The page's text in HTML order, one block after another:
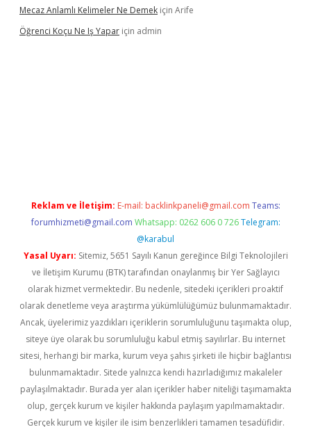
Mecaz Anlamlı Kelimeler Ne Demek için Arife
Öğrenci Koçu Ne Iş Yapar için admin
Reklam ve İletişim: E-mail: backlinkpaneli@gmail.com Teams:
forumhizmeti@gmail.com Whatsapp: 0262 606 0 726 Telegram:
@karabul
Yasal Uyarı: Sitemiz, 5651 Sayılı Kanun gereğince Bilgi Teknolojileri
ve İletişim Kurumu (BTK) tarafından onaylanmış bir Yer Sağlayıcı
olarak hizmet vermektedir. Bu nedenle, sitedeki içerikleri proaktif
olarak denetleme veya araştırma yükümlülüğümüz bulunmamaktadır.
Ancak, üyelerimiz yazdıkları içeriklerin sorumluluğunu taşımakta olup,
siteye üye olarak bu sorumluluğu kabul etmiş sayılırlar. Bu internet
sitesi, herhangi bir marka, kurum veya şahıs şirketi ile hiçbir bağlantısı
bulunmamaktadır. Sitede yalnızca kendi hazırladığımız makaleler
paylaşılmaktadır. Burada yer alan içerikler haber niteliği taşımamakta
olup, gerçek kurum ve kişiler hakkında paylaşım yapılmamaktadır.
Gerçek kurum ve kişiler ile isim benzerlikleri tamamen tesadüfidir.